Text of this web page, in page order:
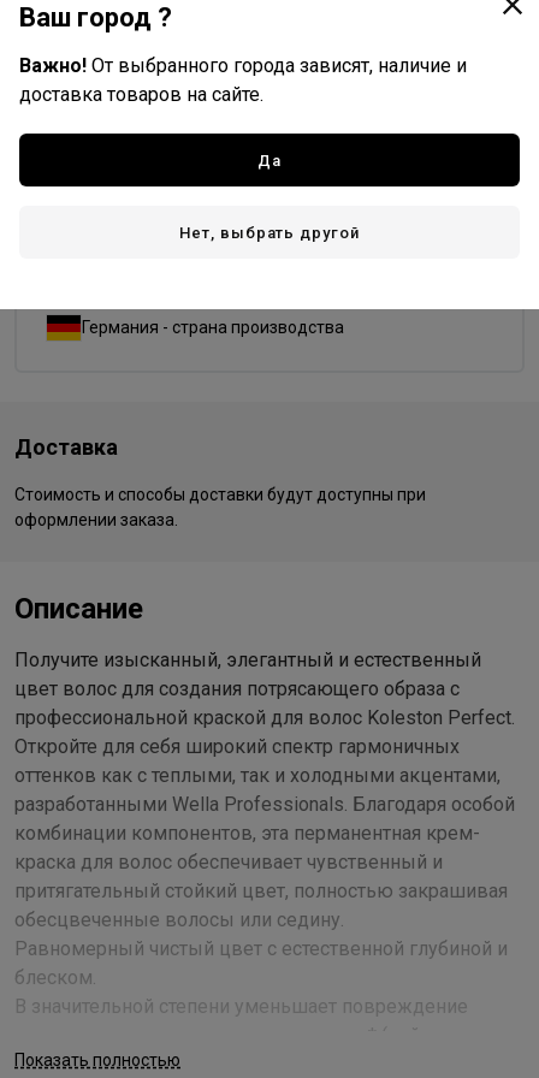
9/97 99/0 99/44
Германия - страна производства
Доставка
Стоимость и способы доставки будут доступны при
оформлении заказа.
Описание
Получите изысканный, элегантный и естественный
цвет волос для создания потрясающего образа с
профессиональной краской для волос Koleston Perfect.
Откройте для себя широкий спектр гармоничных
оттенков как с теплыми, так и холодными акцентами,
разработанными Wella Professionals. Благодаря особой
комбинации компонентов, эта перманентная крем-
краска для волос обеспечивает чувственный и
притягательный стойкий цвет, полностью закрашивая
обесцвеченные волосы или седину.
Равномерный чистый цвет с естественной глубиной и
блеском.
В значительной степени уменьшает повреждение
частицы металлов, что снижает образование
Показать полностью
Ваш город ?
Важно! От выбранного города зависят, наличие и
доставка товаров на сайте.
Да
Нет, выбрать другой